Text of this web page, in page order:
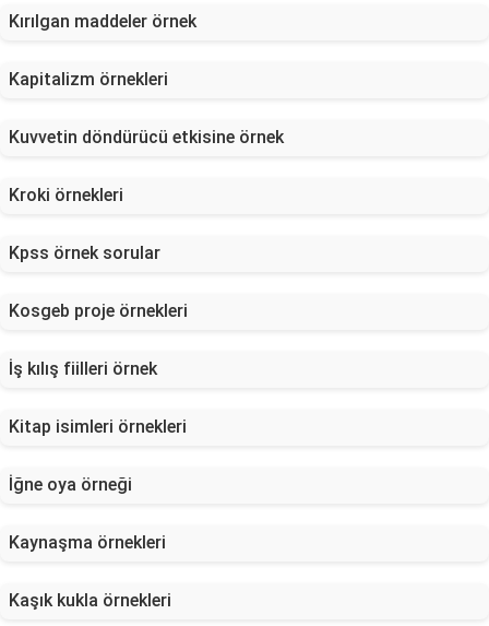
Kırılgan maddeler örnek
Kapitalizm örnekleri
Kuvvetin döndürücü etkisine örnek
Kroki örnekleri
Kpss örnek sorular
Kosgeb proje örnekleri
İş kılış fiilleri örnek
Kitap isimleri örnekleri
İğne oya örneği
Kaynaşma örnekleri
Kaşık kukla örnekleri